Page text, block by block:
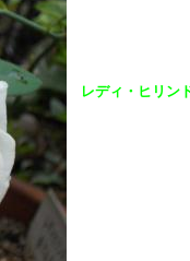
レディ・ヒリン